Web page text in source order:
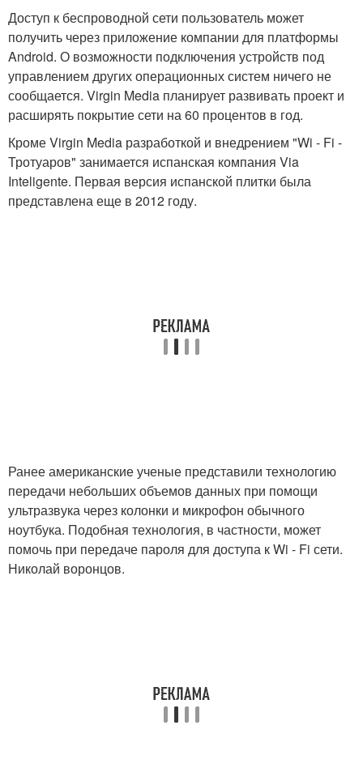
Доступ к беспроводной сети пользователь может
получить через приложение компании для платформы
Android. О возможности подключения устройств под
управлением других операционных систем ничего не
сообщается. Virgin Media планирует развивать проект и
расширять покрытие сети на 60 процентов в год.
Кроме Virgin Media разработкой и внедрением "Wi - Fi -
Тротуаров" занимается испанская компания Via
Inteligente. Первая версия испанской плитки была
представлена еще в 2012 году.
Ранее американские ученые представили технологию
передачи небольших объемов данных при помощи
ультразвука через колонки и микрофон обычного
ноутбука. Подобная технология, в частности, может
помочь при передаче пароля для доступа к Wi - Fi сети.
Николай воронцов.